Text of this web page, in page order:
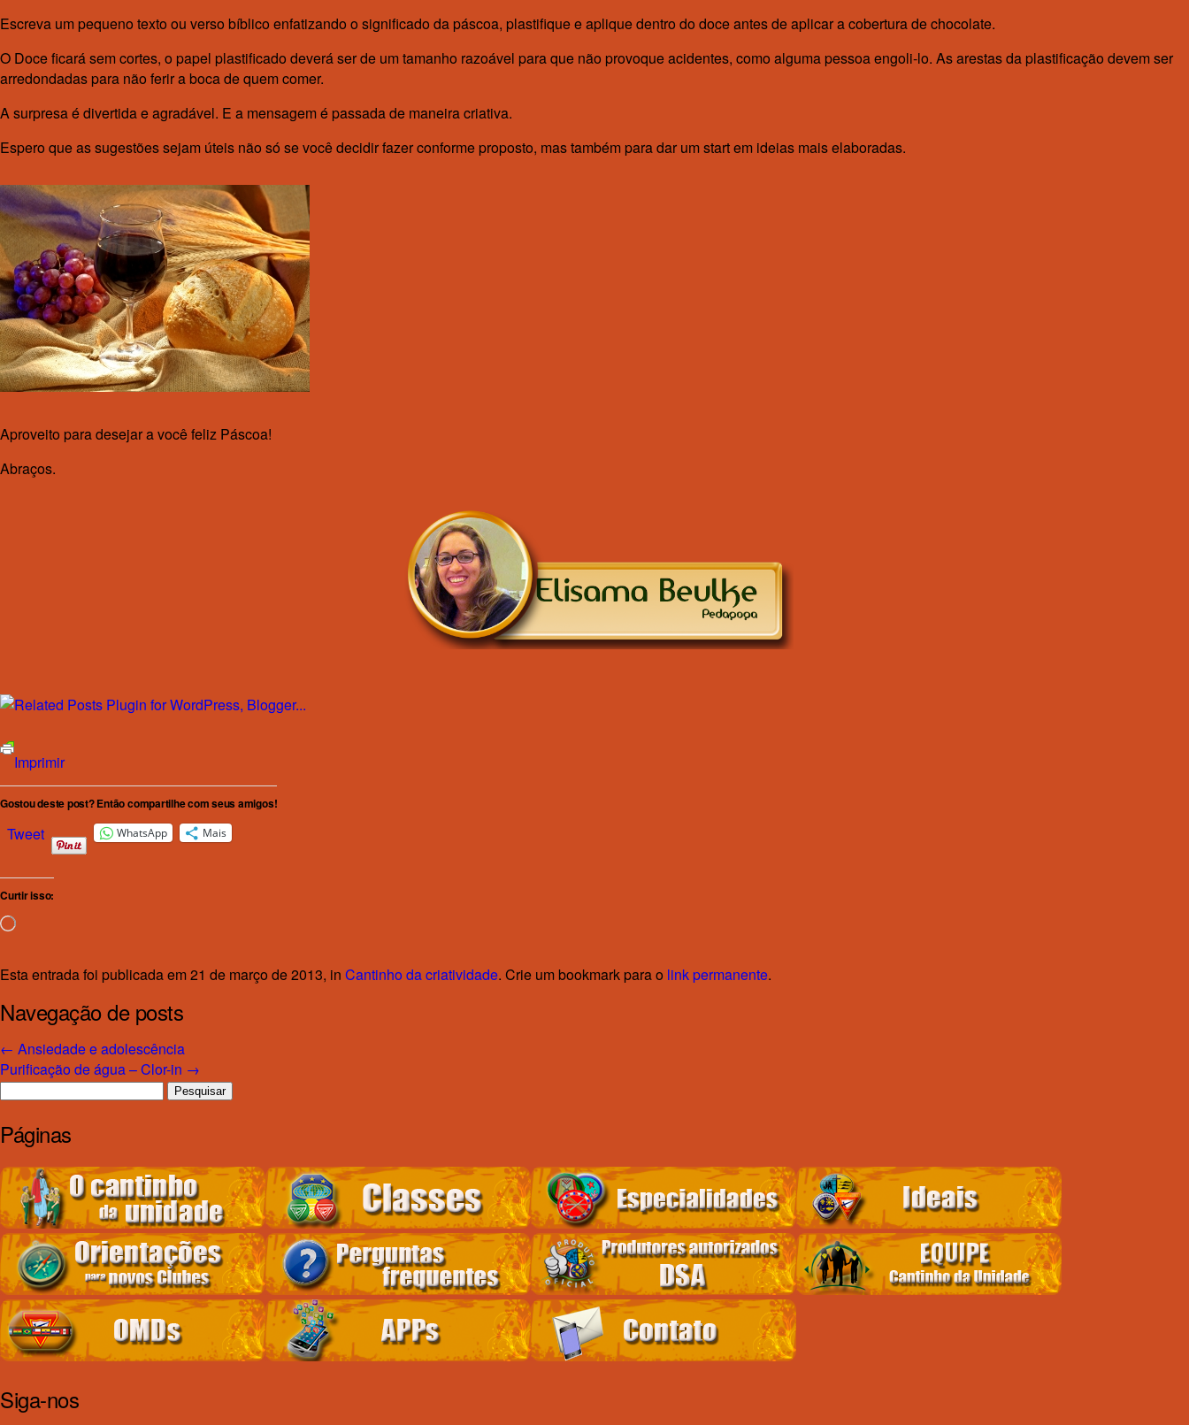
Escreva um pequeno texto ou verso bíblico enfatizando o significado da páscoa, plastifique e aplique dentro do doce antes de aplicar a cobertura de chocolate.
O Doce ficará sem cortes, o papel plastificado deverá ser de um tamanho razoável para que não provoque acidentes, como alguma pessoa engoli-lo. As arestas da plastificação devem ser
arredondadas para não ferir a boca de quem comer.
A surpresa é divertida e agradável. E a mensagem é passada de maneira criativa.
Espero que as sugestões sejam úteis não só se você decidir fazer conforme proposto, mas também para dar um start em ideias mais elaboradas.
Aproveito para desejar a você feliz Páscoa!
Abraços.
Imprimir
Gostou deste post? Então compartilhe com seus amigos!
Tweet WhatsApp Mais
Curtir isso:
Carregando...
Esta entrada foi publicada em 21 de março de 2013, in Cantinho da criatividade. Crie um bookmark para o link permanente.
Navegação de posts
← Ansiedade e adolescência
Purificação de água – Clor-in →
Pesquisar
Páginas
Siga-nos